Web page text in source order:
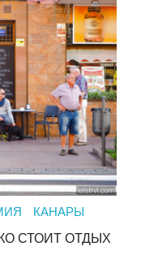
КАНАРЫ
СТОИТ ОТДЫХ